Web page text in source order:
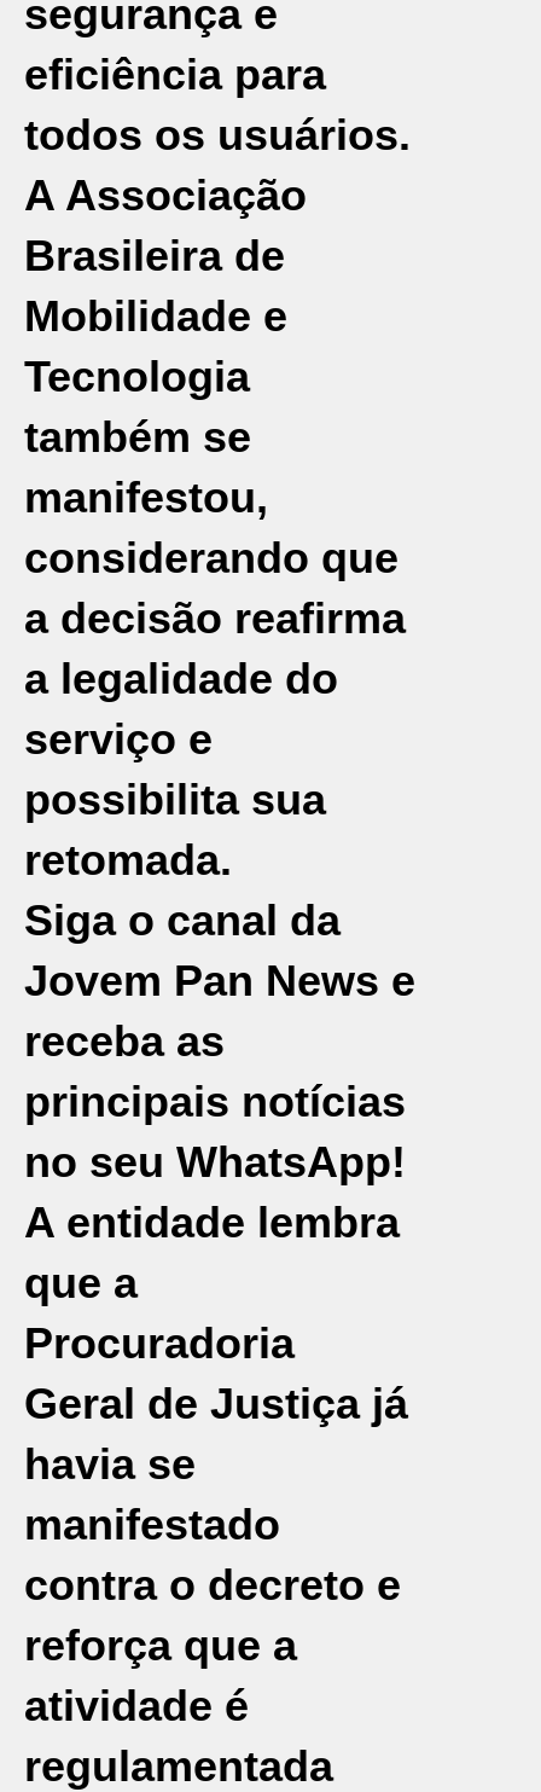
segurança e
eficiência para
todos os usuários.
A Associação
Brasileira de
Mobilidade e
Tecnologia
também se
manifestou,
considerando que
a decisão reafirma
a legalidade do
serviço e
possibilita sua
retomada.
Siga o canal da
Jovem Pan News e
receba as
principais notícias
no seu WhatsApp!
A entidade lembra
que a
Procuradoria
Geral de Justiça já
havia se
manifestado
contra o decreto e
reforça que a
atividade é
regulamentada